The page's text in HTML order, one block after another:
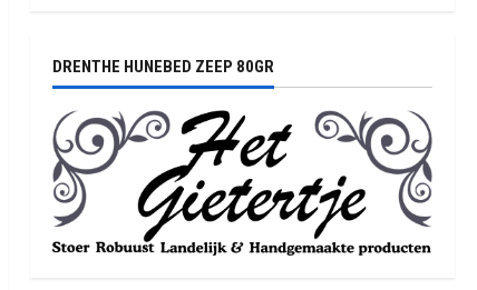
DRENTHE HUNEBED ZEEP 80GR